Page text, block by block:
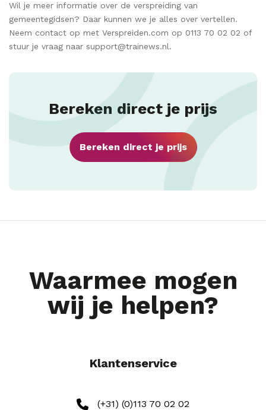
Wil je meer informatie over de verspreiding van
gemeentegidsen? Daar kunnen we je alles over vertellen.
Neem contact op met Verspreiden.com op 0113 70 02 02 of
stuur je vraag naar support@trainews.nl.
Bereken direct je prijs
Bereken direct je prijs
Waarmee mogen
wij je helpen?
Klantenservice
(+31) (0)113 70 02 02